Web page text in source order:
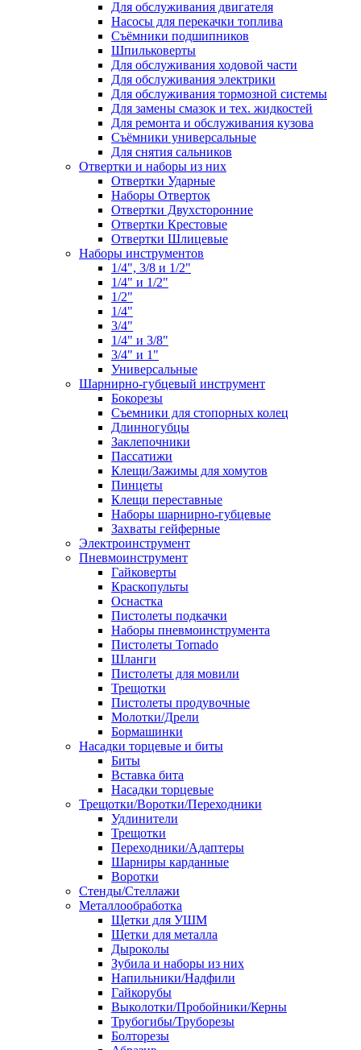
Для обслуживания двигателя
Насосы для перекачки топлива
Съёмники подшипников
Шпильковерты
Для обслуживания ходовой части
Для обслуживания электрики
Для обслуживания тормозной системы
Для замены смазок и тех. жидкостей
Для ремонта и обслуживания кузова
Съёмники универсальные
Для снятия сальников
Отвертки и наборы из них
Отвертки Ударные
Наборы Отверток
Отвертки Двухсторонние
Отвертки Крестовые
Отвертки Шлицевые
Наборы инструментов
1/4", 3/8 и 1/2"
1/4" и 1/2"
1/2"
1/4"
3/4"
1/4" и 3/8"
3/4" и 1"
Универсальные
Шарнирно-губцевый инструмент
Бокорезы
Съемники для стопорных колец
Длинногубцы
Заклепочники
Пассатижи
Клещи/Зажимы для хомутов
Пинцеты
Клещи переставные
Наборы шарнирно-губцевые
Захваты гейферные
Электроинструмент
Пневмоинструмент
Гайковерты
Краскопульты
Оснастка
Пистолеты подкачки
Наборы пневмоинструмента
Пистолеты Tornado
Шланги
Пистолеты для мовили
Трещотки
Пистолеты продувочные
Молотки/Дрели
Бормашинки
Насадки торцевые и биты
Биты
Вставка бита
Насадки торцевые
Трещотки/Воротки/Переходники
Удлинители
Трещотки
Переходники/Адаптеры
Шарниры карданные
Воротки
Стенды/Стеллажи
Металлообработка
Щетки для УШМ
Щетки для металла
Дыроколы
Зубила и наборы из них
Напильники/Надфили
Гайкорубы
Выколотки/Пробойники/Керны
Трубогибы/Труборезы
Болторезы